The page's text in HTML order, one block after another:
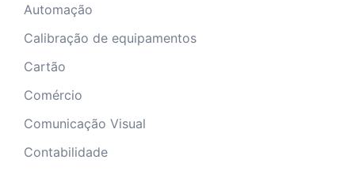
Automação
Calibração de equipamentos
Cartão
Comércio
Comunicação Visual
Contabilidade